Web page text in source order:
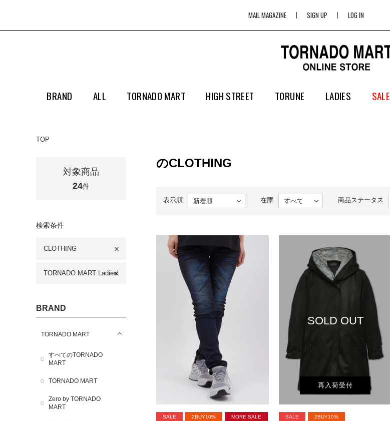
MAIL MAGAZINE SIGN UP LOG IN
BRAND ALL TORNADO MART HIGH STREET TORUNE LADIES SALE
TOP
対象商品
24件
検索条件
CLOTHING
TORNADO MART Ladies'
BRAND
TORNADO MART
すべてのTORNADO
MART
TORNADO MART
Zero by TORNADO
MART
のCLOTHING
表示順 在庫 商品ステータス
SALE 2BUY10% MORE SALE
SOLD OUT
再入荷受付
SALE 2BUY10%